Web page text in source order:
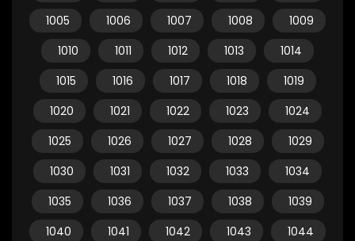
1005
1006 1007 1008
1009
1010
1011 1012 1013
1014
1015
1016 1017 1018
1019
1020
1021 1022 1023
1024
1025
1026 1027 1028
1029
1030
1031 1032 1033
1034
1035
1036 1037 1038
1039
1040
1041 1042 1043
1044